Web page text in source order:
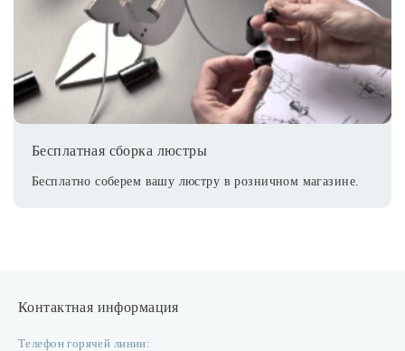
Бесплатная сборка люстры
Бесплатно соберем вашу люстру в розничном магазине.
Контактная информация
Телефон горячей линии: